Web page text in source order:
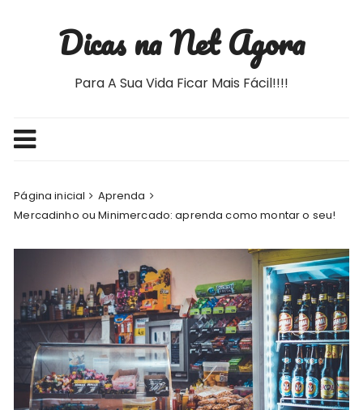
Dicas na Net Agora
Para A Sua Vida Ficar Mais Fácil!!!!
Página inicial
Aprenda
Mercadinho ou Minimercado: aprenda como montar o seu!